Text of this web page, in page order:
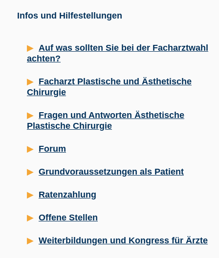
Infos und Hilfestellungen
Auf was sollten Sie bei der Facharztwahl
achten?
Facharzt Plastische und Ästhetische
Chirurgie
Fragen und Antworten Ästhetische
Plastische Chirurgie
Forum
Grundvoraussetzungen als Patient
Ratenzahlung
Offene Stellen
Weiterbildungen und Kongress für Ärzte